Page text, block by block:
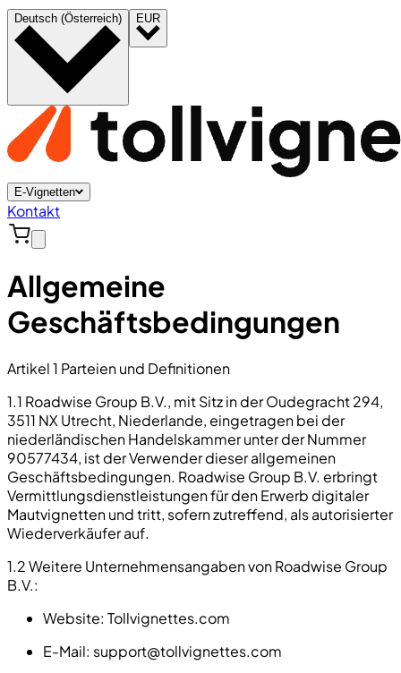
Deutsch (Österreich) EUR
E-Vignetten
Kontakt
Allgemeine
Geschäftsbedingungen
Artikel 1 Parteien und Definitionen
1.1 Roadwise Group B.V., mit Sitz in der Oudegracht 294,
3511 NX Utrecht, Niederlande, eingetragen bei der
niederländischen Handelskammer unter der Nummer
90577434, ist der Verwender dieser allgemeinen
Geschäftsbedingungen. Roadwise Group B.V. erbringt
Vermittlungsdienstleistungen für den Erwerb digitaler
Mautvignetten und tritt, sofern zutreffend, als autorisierter
Wiederverkäufer auf.
1.2 Weitere Unternehmensangaben von Roadwise Group
B.V.:
Website: Tollvignettes.com
E-Mail: support@tollvignettes.com